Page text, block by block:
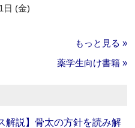
日 (金)
もっと見る »
薬学生向け書籍 »
解説】骨太の方針を読み解